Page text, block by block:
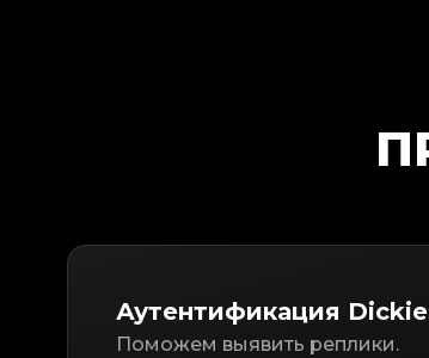
Аутентификация
Поможем выявить реплики.